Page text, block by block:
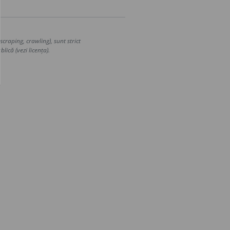
crawling), sunt strict
(vezi licența).